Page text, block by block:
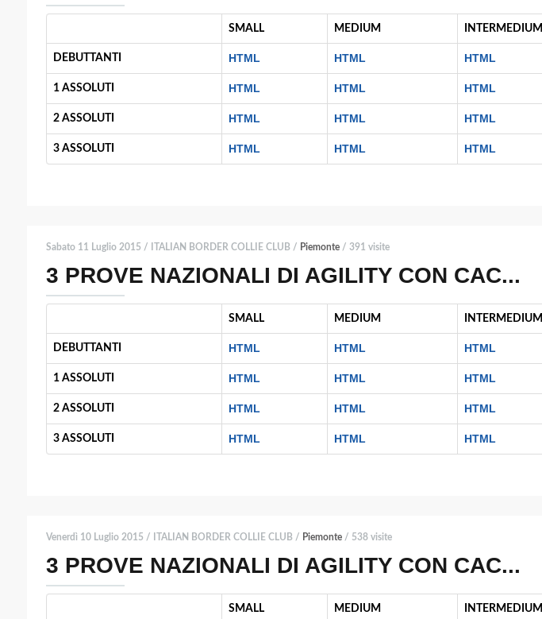
SMALL MEDIUM INTERMEDIUM
DEBUTTANTI HTML HTML HTML
1 ASSOLUTI HTML HTML HTML
2 ASSOLUTI HTML HTML HTML
3 ASSOLUTI HTML HTML HTML
Sabato 11 Luglio 2015 / ITALIAN BORDER COLLIE CLUB / Piemonte/ 391 visite
3 PROVE NAZIONALI DI AGILITY CON CAC...
SMALL MEDIUM INTERMEDIUM
DEBUTTANTI HTML HTML HTML
1 ASSOLUTI HTML HTML HTML
2 ASSOLUTI HTML HTML HTML
3 ASSOLUTI HTML HTML HTML
Venerdì 10 Luglio 2015 / ITALIAN BORDER COLLIE CLUB / Piemonte/ 538 visite
3 PROVE NAZIONALI DI AGILITY CON CAC...
SMALL MEDIUM INTERMEDIUM